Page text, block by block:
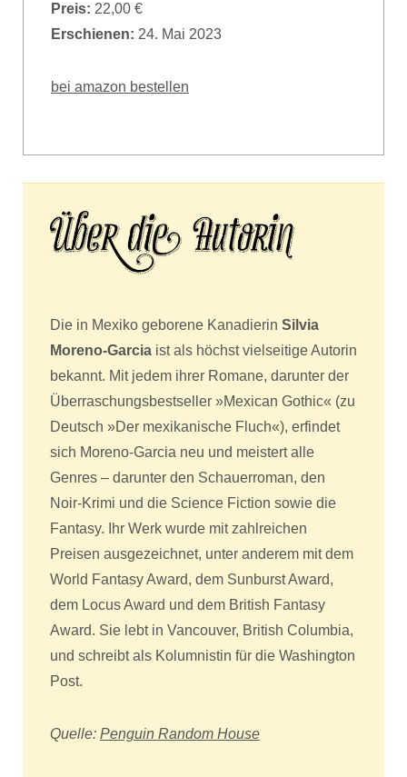
Preis: 22,00 €
Erschienen: 24. Mai 2023
bei amazon bestellen
Die in Mexiko geborene Kanadierin Silvia
Moreno-Garcia ist als höchst vielseitige Autorin
bekannt. Mit jedem ihrer Romane, darunter der
Überraschungsbestseller »Mexican Gothic« (zu
Deutsch »Der mexikanische Fluch«), erfindet
sich Moreno-Garcia neu und meistert alle
Genres – darunter den Schauerroman, den
Noir-Krimi und die Science Fiction sowie die
Fantasy. Ihr Werk wurde mit zahlreichen
Preisen ausgezeichnet, unter anderem mit dem
World Fantasy Award, dem Sunburst Award,
dem Locus Award und dem British Fantasy
Award. Sie lebt in Vancouver, British Columbia,
und schreibt als Kolumnistin für die Washington
Post.
Quelle: Penguin Random House